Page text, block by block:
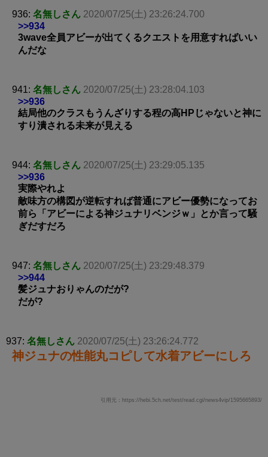
936: 名無しさん 2020/07/25(土) 23:26:24.700
>>934
3wave全員アビーが出てくるクエストを用意すればいい
んだな
941: 名無しさん 2020/07/25(土) 23:28:04.103
>>936
結局他のクラスもうんざりする程の高HPじゃないと神に
すり潰される未来が見える
944: 名無しさん 2020/07/25(土) 23:29:05.135
>>936
実際やれよ
敵味方の構図が逆転すれば普通にアビー優勢になってお
前ら「アビーによる神ジュナリベンジｗ」とか言って騒
ぎだすだろ
947: 名無しさん 2020/07/25(土) 23:29:48.379
>>944
髪ジュナおりゃんのだが?
だが?
937: 名無しさん 2020/07/25(土) 23:26:24.772
神ジュナの性能丸コピして水着アビーにしろ
引用元：https://hebi.5ch.net/test/read.cgi/news4vip/1595665893/